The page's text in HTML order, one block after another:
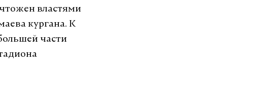
властями
кургана. К
части